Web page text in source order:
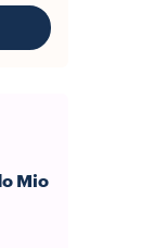
Mio